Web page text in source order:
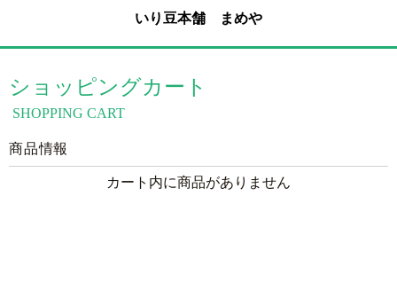
いり豆本舗 まめや
SHOPPING CART
ショッピングカート
商品情報
カート内に商品がありません